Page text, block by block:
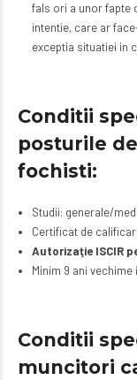
fals ori a unor fapte
intentie, care ar
exceptia situatiei in
Conditii
posturile
fochisti:
Studii: generale/
Certificat de
Autorizaţie ISCIR
Minim 9 ani vechime
Conditii
muncitori